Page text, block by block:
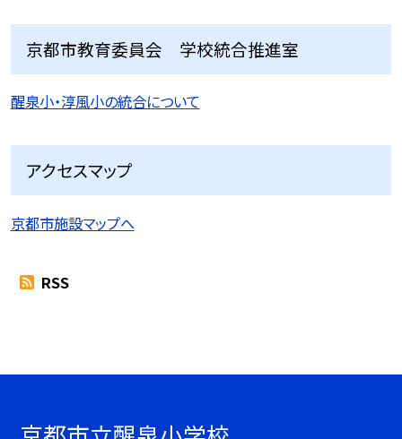
京都市教育委員会 学校統合推進室
醒泉小・淳風小の統合について
アクセスマップ
京都市施設マップへ
RSS